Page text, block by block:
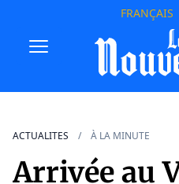
FRANÇAIS
ACTUALITES À LA MINUTE
Arrivée au